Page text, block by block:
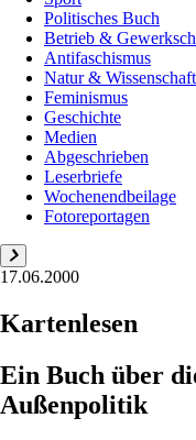
Politisches Buch
Betrieb &
Antifaschismus
Natur & Wissenschaft
Feminismus
Geschichte
Medien
Abgeschrieben
Leserbriefe
Wochenendbeilage
Fotoreportagen
17.06.2000
Kartenlesen
Ein Buch über
Außenpolitik